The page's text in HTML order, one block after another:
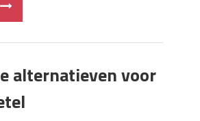
alternatieven voor